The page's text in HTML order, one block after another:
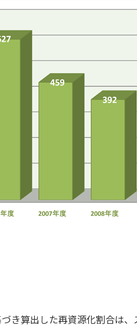
き算出した再資源化割合は